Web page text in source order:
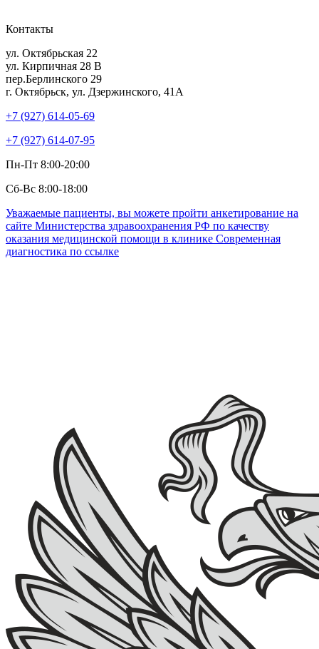
Контакты
ул. Октябрьская 22
ул. Кирпичная 28 В
пер.Берлинского 29
г. Октябрьск, ул. Дзержинского, 41А
+7 (927) 614-05-69
+7 (927) 614-07-95
Пн-Пт 8:00-20:00
Сб-Вс 8:00-18:00
Уважаемые пациенты, вы можете пройти анкетирование на
сайте Министерства здравоохранения РФ по качеству
оказания медицинской помощи в клинике Современная
диагностика по ссылке